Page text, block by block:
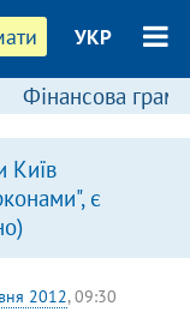
УКР
Фінансова
Київ
є
2012, 09:30